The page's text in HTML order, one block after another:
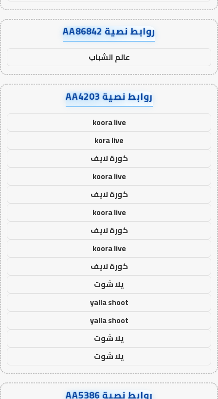
روابط نصية AA86842
عالم الشباب
روابط نصية AA4203
koora live
kora live
كورة لايف
koora live
كورة لايف
koora live
كورة لايف
koora live
كورة لايف
يلا شوت
yalla shoot
yalla shoot
يلا شوت
يلا شوت
روابط نصية AA5386